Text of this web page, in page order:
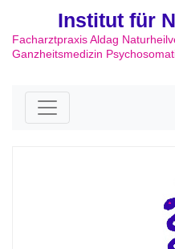
Institut für
Facharztpraxis Aldag
Ganzheitsmedizin